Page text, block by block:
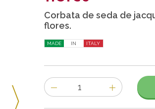
Corbata de seda de
flores.
MADE IN ITALY
Número
de